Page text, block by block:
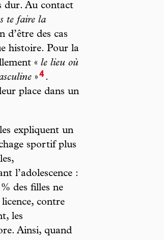
dur. Au contact
te faire la
d’être des cas
histoire. Pour la
« le lieu où
»4.
place dans un
expliquent un
sportif plus
l’adolescence :
des filles ne
contre
les
Ainsi, quand